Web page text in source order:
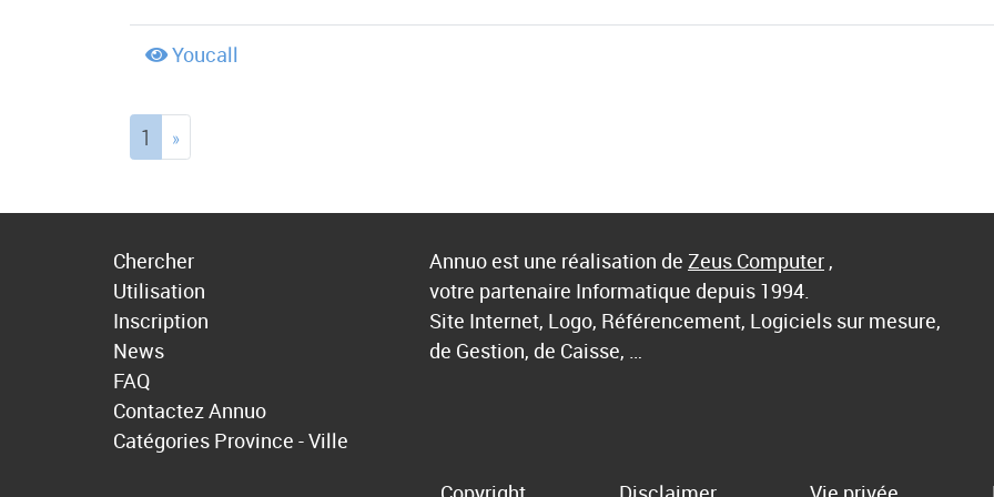
Youcall
1 (current)
»
Chercher
Utilisation
Inscription
News
FAQ
Contactez Annuo
Catégories Province - Ville
Annuo est une réalisation de Zeus Computer ,
votre partenaire Informatique depuis 1994.
Site Internet, Logo, Référencement, Logiciels sur mesure,
de Gestion, de Caisse, …